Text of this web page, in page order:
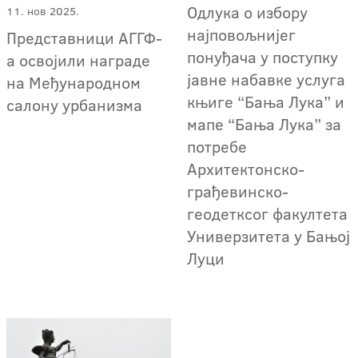
11. нов 2025.
Представници АГГФ-
а освојили награде
на Међународном
салону урбанизма
Одлука о избору
најповољнијег
понуђача у поступку
јавне набавке услуга
књиге “Бања Лука” и
мапе “Бања Лука” за
потребе
Архитектонско-
грађевинско-
геодетксог факултета
Универзитета у Бањој
Луци